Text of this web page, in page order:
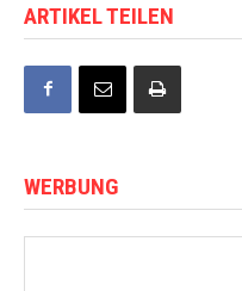
ARTIKEL TEILEN
WERBUNG